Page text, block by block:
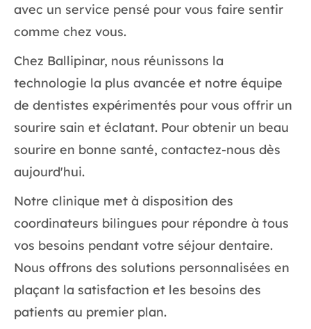
avec un service pensé pour vous faire sentir
comme chez vous.
Chez Ballipinar, nous réunissons la
technologie la plus avancée et notre équipe
de dentistes expérimentés pour vous offrir un
sourire sain et éclatant. Pour obtenir un beau
sourire en bonne santé, contactez-nous dès
aujourd'hui.
Notre clinique met à disposition des
coordinateurs bilingues pour répondre à tous
vos besoins pendant votre séjour dentaire.
Nous offrons des solutions personnalisées en
plaçant la satisfaction et les besoins des
patients au premier plan.